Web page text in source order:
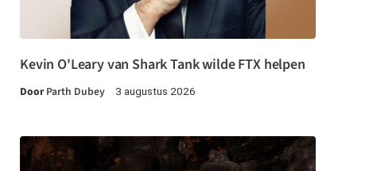
Kevin O'Leary van Shark Tank wilde FTX helpen
DoorParth Dubey 3 augustus 2026